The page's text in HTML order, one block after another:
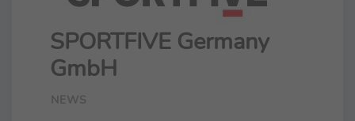
SPORTFIVE Germany
GmbH
NEWS